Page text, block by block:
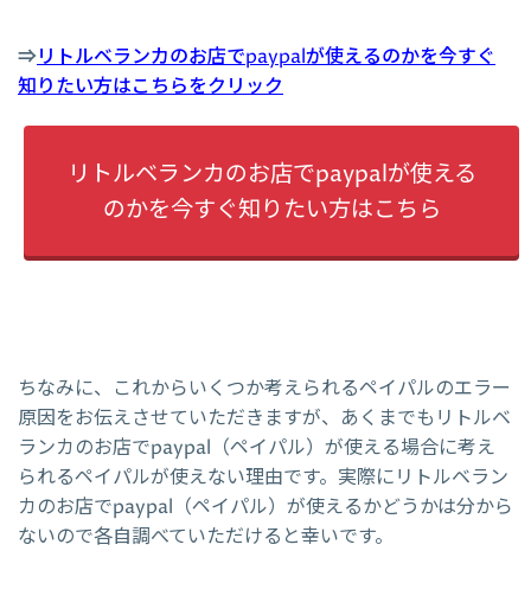
⇒リトルベランカのお店でpaypalが使えるのかを今すぐ
知りたい方はこちらをクリック
リトルベランカのお店でpaypalが使える
のかを今すぐ知りたい方はこちら
ちなみに、これからいくつか考えられるペイパルのエラー
原因をお伝えさせていただきますが、あくまでもリトルベ
ランカのお店でpaypal（ペイパル）が使える場合に考え
られるペイパルが使えない理由です。実際にリトルベラン
カのお店でpaypal（ペイパル）が使えるかどうかは分から
ないので各自調べていただけると幸いです。